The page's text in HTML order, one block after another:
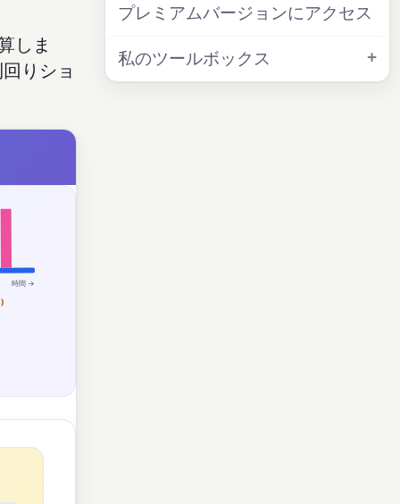
しま
りショ
時間 →
プレミアムバージョンにアクセス
私のツールボックス